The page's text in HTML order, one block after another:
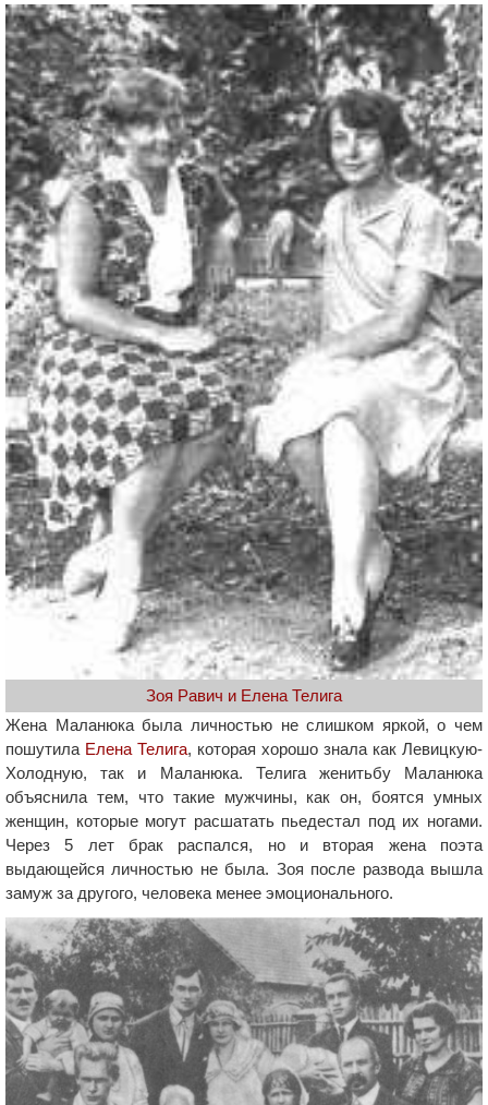
Зоя Равич и Елена Телига
Жена Маланюка была личностью не слишком яркой, о чем
пошутила Елена Телига, которая хорошо знала как Левицкую-
Холодную, так и Маланюка. Телига женитьбу Маланюка
объяснила тем, что такие мужчины, как он, боятся умных
женщин, которые могут расшатать пьедестал под их ногами.
Через 5 лет брак распался, но и вторая жена поэта
выдающейся личностью не была. Зоя после развода вышла
замуж за другого, человека менее эмоционального.